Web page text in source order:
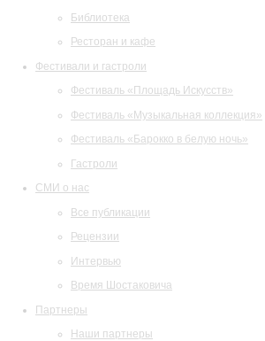
Библиотека
Ресторан и кафе
Фестивали и гастроли
Фестиваль «Площадь Искусств»
Фестиваль «Музыкальная коллекция»
Фестиваль «Барокко в белую ночь»
Гастроли
СМИ о нас
Все публикации
Рецензии
Интервью
Время Шостаковича
Партнеры
Наши партнеры